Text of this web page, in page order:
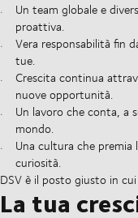
Un team globale e
proattiva.
Vera responsabilità fin
tue.
Crescita continua
nuove opportunità.
Un lavoro che conta, a
mondo.
Una cultura che premia
curiosità.
DSV è il posto giusto in cui
La tua